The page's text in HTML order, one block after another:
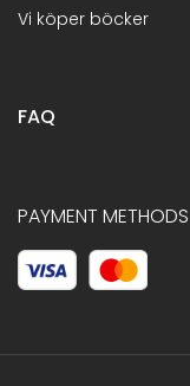
Vi köper böcker
FAQ
PAYMENT METHODS